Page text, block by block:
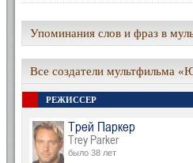
Упоминания слов и фраз в
Все создатели мультфильма
РЕЖИССЕР
Трей Паркер
Trey Parker
было 38 лет